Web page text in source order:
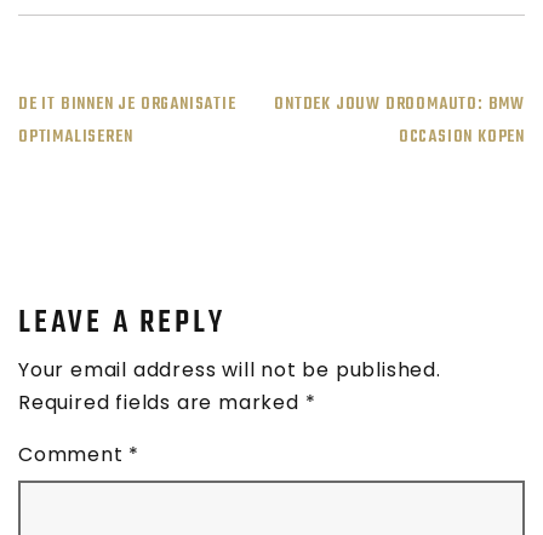
POST
DE IT BINNEN JE ORGANISATIE
OPTIMALISEREN
ONTDEK JOUW DROOMAUTO: BMW
OCCASION KOPEN
LEAVE A REPLY
Your email address will not be published.
Required fields are marked *
Comment *